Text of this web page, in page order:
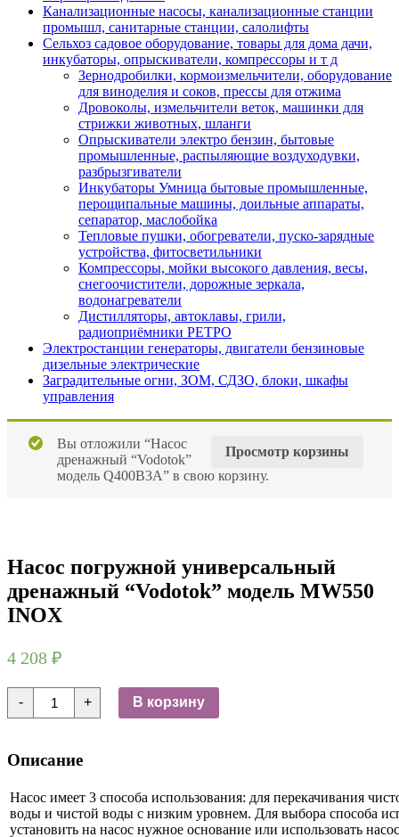
Канализационные насосы, канализационные станции
промышл, санитарные станции, салолифты
Сельхоз садовое оборудование, товары для дома дачи,
инкубаторы, опрыскиватели, компрессоры и т д
Зернодробилки, кормоизмельчители, оборудование
для виноделия и соков, прессы для отжима
Дровоколы, измельчители веток, машинки для
стрижки животных, шланги
Опрыскиватели электро бензин, бытовые
промышленные, распыляющие воздуходувки,
разбрызгиватели
Инкубаторы Умница бытовые промышленные,
перощипальные машины, доильные аппараты,
сепаратор, маслобойка
Тепловые пушки, обогреватели, пуско-зарядные
устройства, фитосветильники
Компрессоры, мойки высокого давления, весы,
снегоочистители, дорожные зеркала,
водонагреватели
Дистилляторы, автоклавы, грили,
радиоприёмники РЕТРО
Электростанции генераторы, двигатели бензиновые
дизельные электрические
Заградительные огни, ЗОМ, СДЗО, блоки, шкафы
управления
Просмотр корзины
Вы отложили “Насос
дренажный “Vodotok”
модель Q400B3A” в свою корзину.
Насос погружной универсальный
дренажный “Vodotok” модель MW550
INOX
4 208 ₽
-
Количество
товара
Насос
дренажный
модель
MW550
INOX
+ В корзину
Описание
Насос имеет 3 способа использования: для перекачивания
воды и чистой воды с низким уровнем. Для выбора способа
установить на насос нужное основание или использовать